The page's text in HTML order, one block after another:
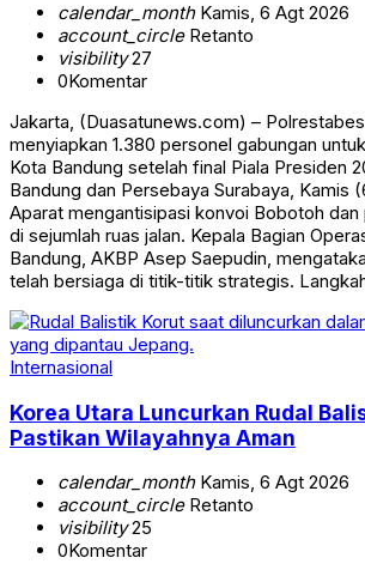
calendar_monthKamis, 6 Agt 2026
account_circleRetanto
visibility27
0Komentar
Jakarta, (Duasatunews.com) –
menyiapkan 1.380 personel gabungan
Kota Bandung setelah final Piala Presiden
Bandung dan Persebaya Surabaya, Kamis
Aparat mengantisipasi konvoi Bobotoh dan
di sejumlah ruas jalan. Kepala Bagian
Bandung, AKBP Asep Saepudin,
telah bersiaga di titik-titik strategis.
Internasional
Korea Utara Luncurkan Rudal
Pastikan Wilayahnya Aman
calendar_monthKamis, 6 Agt 2026
account_circleRetanto
visibility25
0Komentar